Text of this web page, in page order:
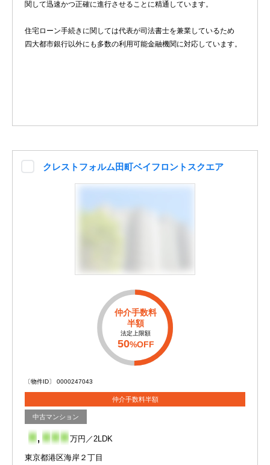
関して迅速かつ正確に進行させることに精通しています。
住宅ローン手続きに関しては代表が司法書士を兼業しているため
四大都市銀行以外にも多数の利用可能金融機関に対応しています。
クレストフォルム田町ベイフロントスクエア
仲介手数料
半額
法定上限額
50%OFF
〔物件ID〕 0000247043
仲介手数料半額
中古マンション
- ,- - - 万円／2LDK
東京都港区海岸２丁目